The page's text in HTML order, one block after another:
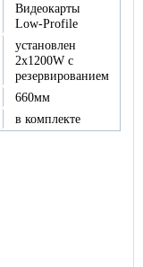
Видеокарты
Low-Profile
установлен
2x1200W с
резервированием
660мм
в комплекте